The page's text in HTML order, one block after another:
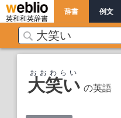
英和和英辞書
辞書 例文
大笑い の英語
おおわらい